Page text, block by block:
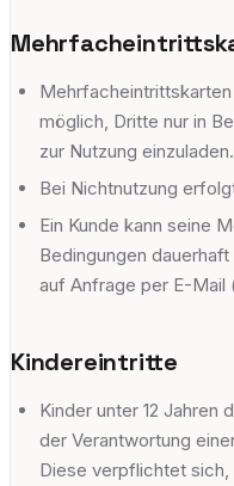
möglich, Dritte nur in
zur Nutzung einzuladen.
Bei Nichtnutzung
Ein Kunde kann seine
Bedingungen
auf Anfrage per E-
Kindereintritte
Kinder unter 12 Jahren
der Verantwortung
Diese verpflichtet